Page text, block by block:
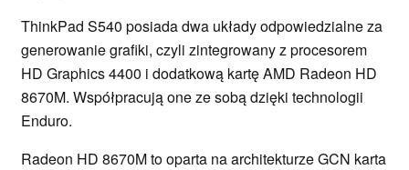
ThinkPad S540 posiada dwa układy odpowiedzialne za
generowanie grafiki, czyli zintegrowany z procesorem
HD Graphics 4400 i dodatkową kartę AMD Radeon HD
8670M. Współpracują one ze sobą dzięki technologii
Enduro.
Radeon HD 8670M to oparta na architekturze GCN karta